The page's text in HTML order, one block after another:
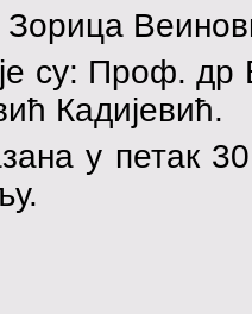
су: Проф.
Кадијевић.
у петак